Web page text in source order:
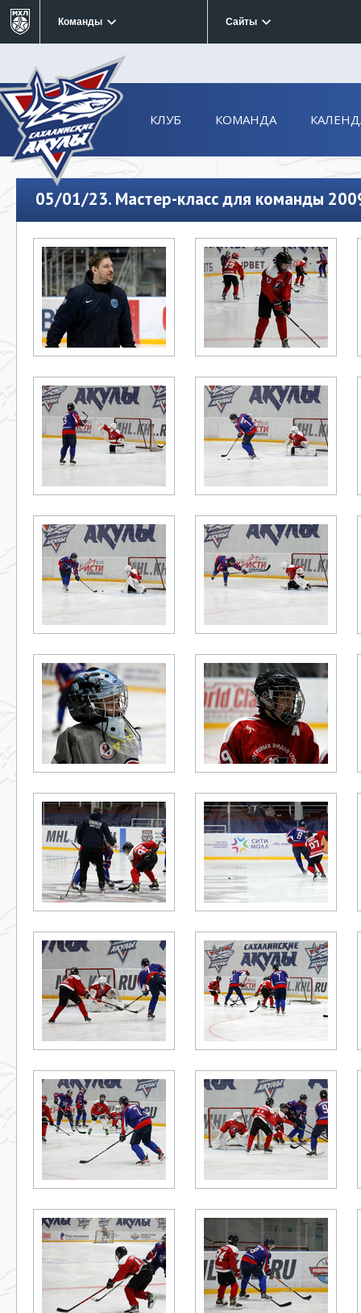
Команды Сайты
КЛУБ КОМАНДА
05/01/23. Мастер-класс для команды